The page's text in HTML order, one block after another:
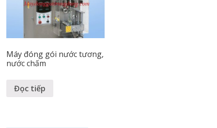
Máy đóng gói nước tương,
nước chấm
Đọc tiếp